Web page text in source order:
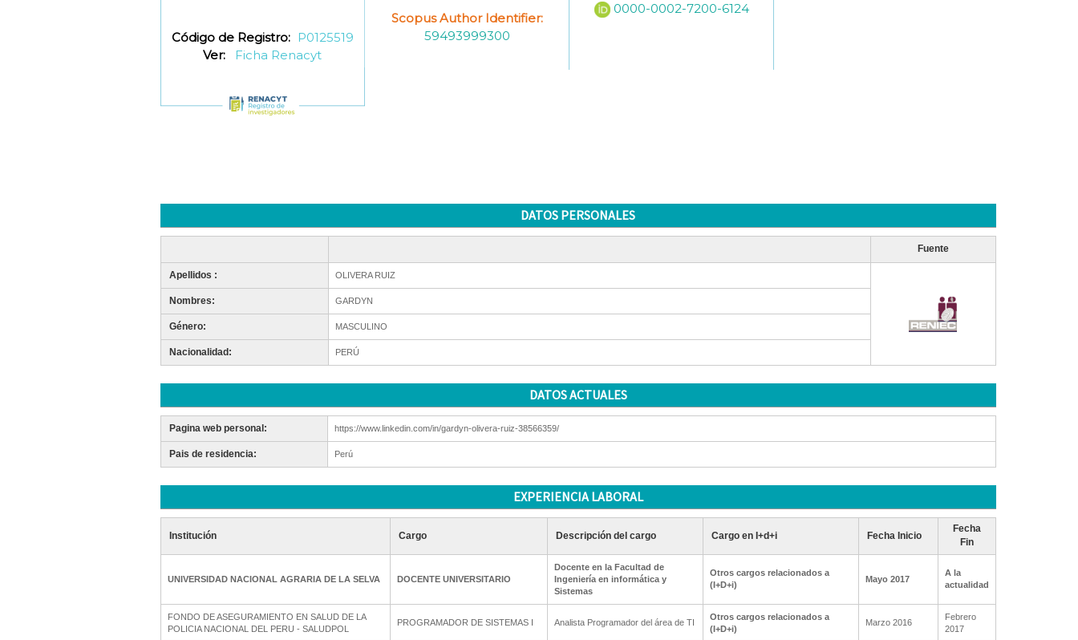
Código de Registro: P0125519
Ver:
Ficha Renacyt
Scopus Author Identifier:
59493999300
0000-0002-7200-6124
DATOS PERSONALES
Fuente
Apellidos : OLIVERA RUIZ
Nombres: GARDYN
Género: MASCULINO
Nacionalidad: PERÚ
DATOS ACTUALES
Pagina web personal: https://www.linkedin.com/in/gardyn-olivera-ruiz-38566359/
Pais de residencia: Perú
EXPERIENCIA LABORAL
Institución Cargo Descripción del cargo Cargo en I+d+i Fecha Inicio
Fecha
Fin
UNIVERSIDAD NACIONAL AGRARIA DE LA SELVA DOCENTE UNIVERSITARIO
Docente en la Facultad de
Ingeniería en informática y
Sistemas
Otros cargos relacionados a
(I+D+i)
Mayo 2017
A la
actualidad
FONDO DE ASEGURAMIENTO EN SALUD DE LA
POLICIA NACIONAL DEL PERU - SALUDPOL
PROGRAMADOR DE SISTEMAS I Analista Programador del área de TI
Otros cargos relacionados a
(I+D+i)
Marzo 2016
Febrero
2017